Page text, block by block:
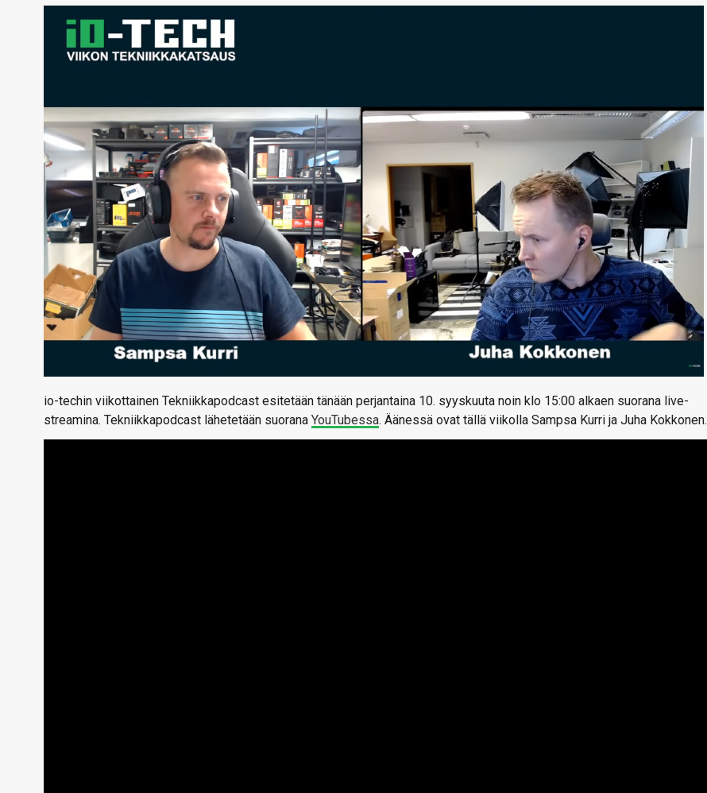
io-techin viikottainen Tekniikkapodcast esitetään tänään perjantaina 10. syyskuuta noin klo 15:00 alkaen suorana live-
streamina. Tekniikkapodcast lähetetään suorana YouTubessa. Äänessä ovat tällä viikolla Sampsa Kurri ja Juha Kokkonen.